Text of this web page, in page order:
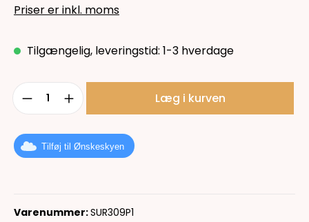
Priser er inkl. moms
Tilgængelig, leveringstid: 1-3 hverdage
Produktmængde: Indtast det
Læg i kurven
Tilføj til Ønskeskyen
Varenummer:SUR309P1